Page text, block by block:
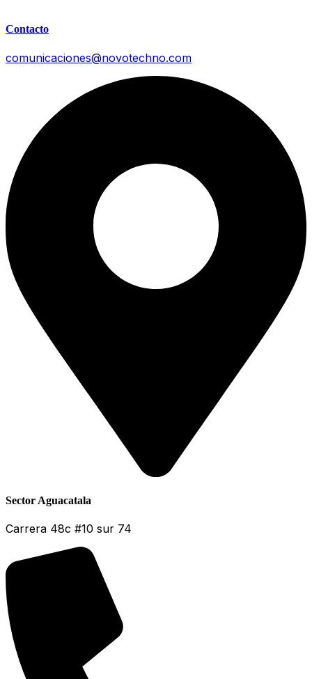
Contacto
comunicaciones@novotechno.com
Sector Aguacatala
Carrera 48c #10 sur 74